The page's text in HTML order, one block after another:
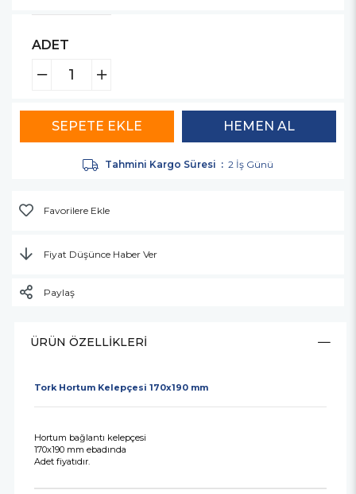
ADET
Tahmini Kargo Süresi : 2 İş Günü
Favorilere Ekle
Fiyat Düşünce Haber Ver
Paylaş
ÜRÜN ÖZELLIKLERI
Tork Hortum Kelepçesi 170x190 mm
Hortum bağlantı kelepçesi
170x190 mm ebadında
Adet fiyatıdır.